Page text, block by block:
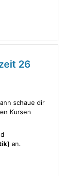
26
schaue dir
Kursen
an.